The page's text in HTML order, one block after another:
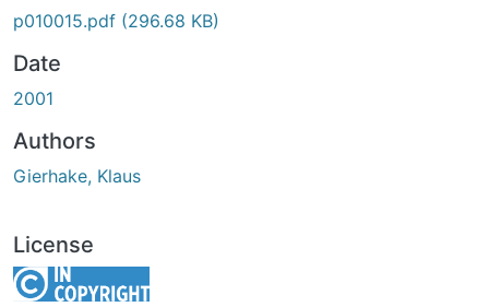
p010015.pdf (296.68 KB)
Date
2001
Authors
Gierhake, Klaus
License